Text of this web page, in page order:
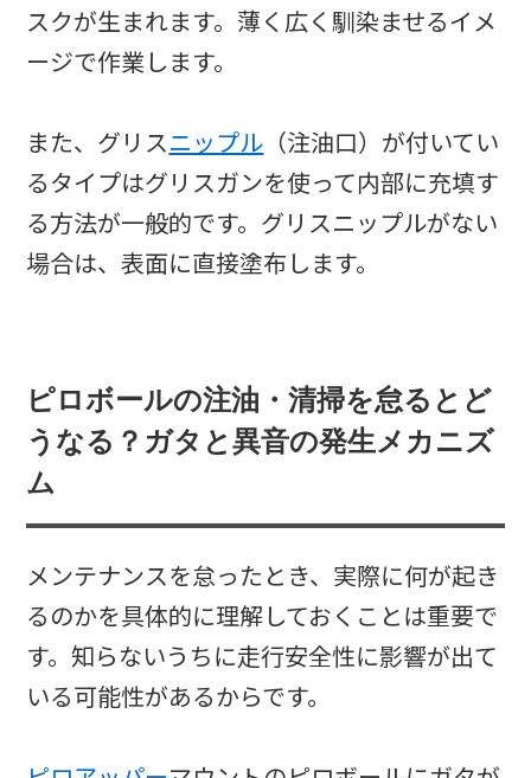
スクが生まれます。薄く広く馴染ませるイメ
ージで作業します。
また、グリスニップル （注油口）が付いてい
るタイプはグリスガンを使って内部に充填す
る方法が一般的です。グリスニップルがない
場合は、表面に直接塗布します。
ピロボールの注油・清掃を怠るとど
うなる？ガタと異音の発生メカニズ
ム
メンテナンスを怠ったとき、実際に何が起き
るのかを具体的に理解しておくことは重要で
す。知らないうちに走行安全性に影響が出て
いる可能性があるからです。